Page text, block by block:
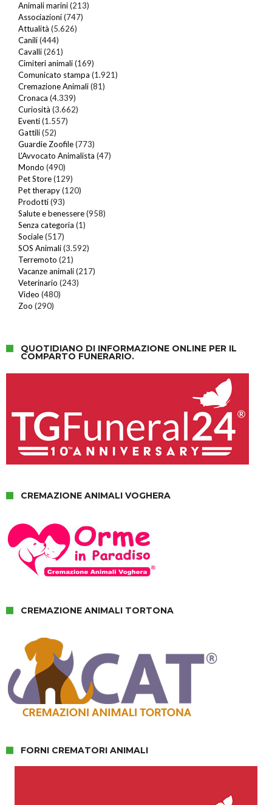
Animali marini(213)
Associazioni(747)
Attualità (5.626)
Canili(444)
Cavalli(261)
Cimiteri animali(169)
Comunicato stampa (1.921)
Cremazione Animali(81)
Cronaca (4.339)
Curiosità (3.662)
Eventi(1.557)
Gattili(52)
Guardie Zoofile(773)
L'Avvocato Animalista (47)
Mondo (490)
Pet Store(129)
Pet therapy(120)
Prodotti(93)
Salute e benessere(958)
Senza categoria (1)
Sociale(517)
SOS Animali(3.592)
Terremoto (21)
Vacanze animali(217)
Veterinario (243)
Video (480)
Zoo (290)
QUOTIDIANO DI INFORMAZIONE ONLINE PER IL
COMPARTO FUNERARIO.
CREMAZIONE ANIMALI VOGHERA
CREMAZIONE ANIMALI TORTONA
FORNI CREMATORI ANIMALI